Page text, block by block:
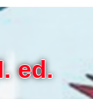
ed.